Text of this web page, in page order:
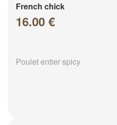
French chick
16.00 €
Poulet entier spicy